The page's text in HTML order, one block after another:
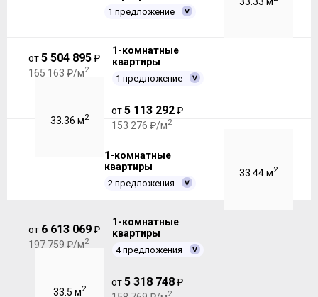
1 предложение
от5 504 895₽
165 163 ₽/м2
1-комнатные
квартиры
1 предложение
33.36 м2
от5 113 292₽
153 276 ₽/м2
1-комнатные
квартиры
2 предложения
33.44 м2
от 6 613 069₽
197 759 ₽/м2
1-комнатные
квартиры
4 предложения
33.5 м2
от5 318 748₽
2